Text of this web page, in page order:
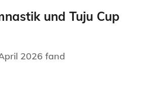
und Tuju Cup
2026 fand